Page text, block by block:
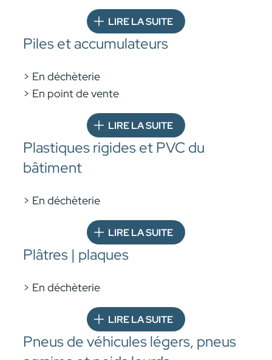
LIRE LA SUITE
Piles et accumulateurs
> En déchèterie
> En point de vente
LIRE LA SUITE
Plastiques rigides et PVC du
bâtiment
> En déchèterie
LIRE LA SUITE
Plâtres | plaques
> En déchèterie
LIRE LA SUITE
Pneus de véhicules légers, pneus